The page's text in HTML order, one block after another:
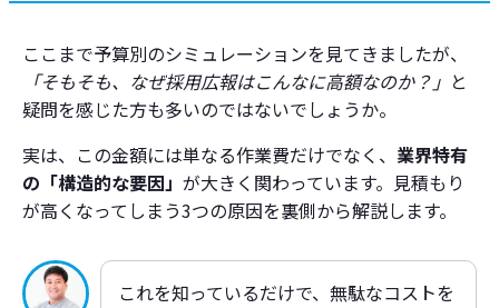
ここまで予算別のシミュレーションを見てきましたが、
「そもそも、なぜ採用広報はこんなに高額なのか？」 と
疑問を感じた方も多いのではないでしょうか。
実は、この金額には単なる作業費だけでなく、 業界特有
の「構造的な要因」 が大きく関わっています。見積もり
が高くなってしまう3つの原因を裏側から解説します。
これを知っているだけで、無駄なコストを